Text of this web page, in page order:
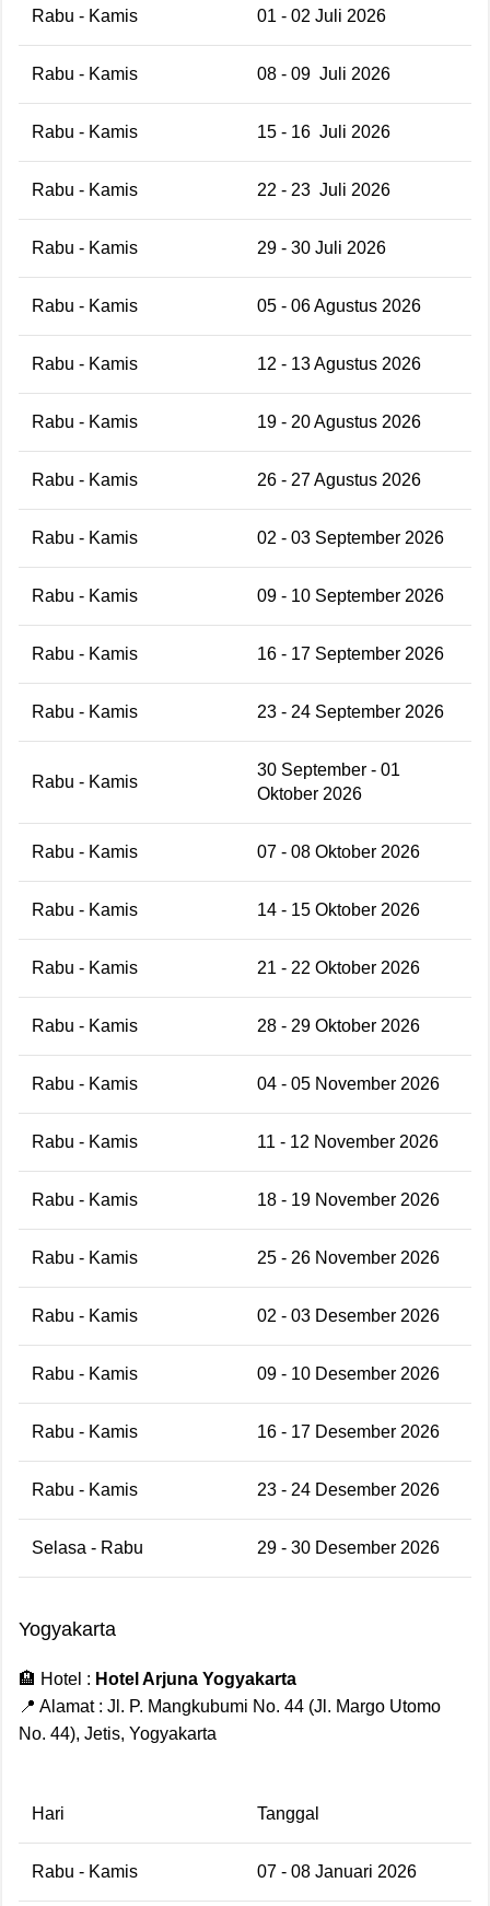
Rabu - Kamis 01 - 02 Juli 2026
Rabu - Kamis 08 - 09 Juli 2026
Rabu - Kamis 15 - 16 Juli 2026
Rabu - Kamis 22 - 23 Juli 2026
Rabu - Kamis 29 - 30 Juli 2026
Rabu - Kamis 05 - 06 Agustus 2026
Rabu - Kamis 12 - 13 Agustus 2026
Rabu - Kamis 19 - 20 Agustus 2026
Rabu - Kamis 26 - 27 Agustus 2026
Rabu - Kamis 02 - 03 September 2026
Rabu - Kamis 09 - 10 September 2026
Rabu - Kamis 16 - 17 September 2026
Rabu - Kamis 23 - 24 September 2026
Rabu - Kamis
30 September - 01
Oktober 2026
Rabu - Kamis 07 - 08 Oktober 2026
Rabu - Kamis 14 - 15 Oktober 2026
Rabu - Kamis 21 - 22 Oktober 2026
Rabu - Kamis 28 - 29 Oktober 2026
Rabu - Kamis 04 - 05 November 2026
Rabu - Kamis 11 - 12 November 2026
Rabu - Kamis 18 - 19 November 2026
Rabu - Kamis 25 - 26 November 2026
Rabu - Kamis 02 - 03 Desember 2026
Rabu - Kamis 09 - 10 Desember 2026
Rabu - Kamis 16 - 17 Desember 2026
Rabu - Kamis 23 - 24 Desember 2026
Selasa - Rabu 29 - 30 Desember 2026
Yogyakarta
🏨 Hotel : Hotel Arjuna Yogyakarta
📍 Alamat : Jl. P. Mangkubumi No. 44 (Jl. Margo Utomo
No. 44), Jetis, Yogyakarta
Hari Tanggal
Rabu - Kamis 07 - 08 Januari 2026